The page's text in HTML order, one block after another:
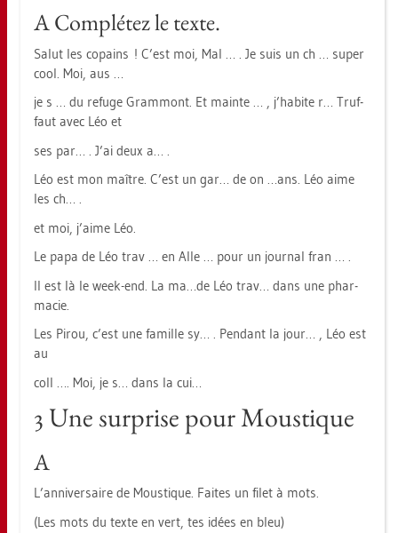
A Complétez le texte.
Salut les co­pains ! C’est moi, Mal … . Je suis un ch … super
cool. Moi, aus …
je s … du re­fu­ge Gram­mont. Et main­te … , j’ha­bi­te r… Truf­
faut avec Léo et
ses par… . J’ai deux a… .
Léo est mon maître. C’est un gar… de on …ans. Léo aime
les ch… .
et moi, j’aime Léo.
Le papa de Léo trav … en Alle … pour un jour­nal fran … .
Il est là le week-end. La ma…de Léo trav… dans une phar­
macie.
Les Pirou, c’est une fa­mil­le sy… . Pen­dant la jour… , Léo est
au
coll …. Moi, je s… dans la cui…
3 Une sur­pri­se pour Mous­tique
A
L’an­ni­ver­sai­re de Mous­tique. Fai­tes un filet à mots.
(Les mots du texte en vert, tes idées en bleu)